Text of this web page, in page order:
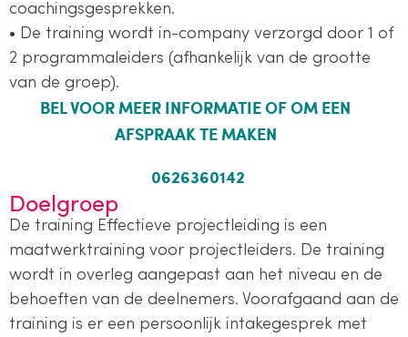
coachingsgesprekken.
• De training wordt in-company verzorgd door 1 of
2 programmaleiders (afhankelijk van de grootte
van de groep).
BEL VOOR MEER INFORMATIE OF OM EEN
AFSPRAAK TE MAKEN
0626360142
Doelgroep
De training Effectieve projectleiding is een
maatwerktraining voor projectleiders. De training
wordt in overleg aangepast aan het niveau en de
behoeften van de deelnemers. Voorafgaand aan de
training is er een persoonlijk intakegesprek met